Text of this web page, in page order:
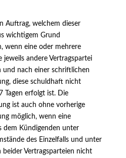
Auftrag, welchem dieser
wichtigem Grund
wenn eine oder mehrere
jeweils andere Vertragspartei
und nach einer schriftlichen
diese schuldhaft nicht
Tagen erfolgt ist. Die
ist auch ohne vorherige
möglich, wenn eine
dem Kündigenden unter
des Einzelfalls und unter
beider Vertragsparteien nicht